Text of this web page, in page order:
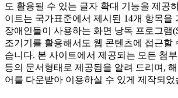
도 활용될 수 있는 글자 확대 기능을 제공
이트는 국가표준에서 제시된 14개 항목을
장애인들이 사용하는 화면 낭독 프로그램
조기기를 활용해서도 웹 콘텐츠에 접근할
습니다. 본 사이트에서 제공되는 모든 첨
등의 문서형태로 제공됨을 알려 드리며,
어를 다운받아 이용하실 수 있게 제작되었